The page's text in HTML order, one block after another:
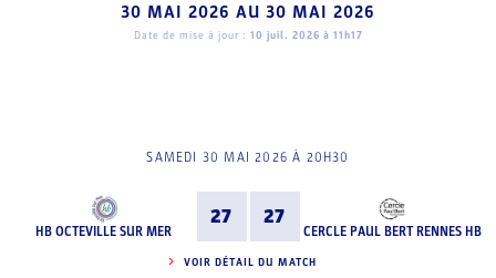
30 MAI 2026 AU 30 MAI 2026
Date de mise à jour : 10 juil. 2026 à 11h17
SAMEDI 30 MAI 2026 À 20H30
HB OCTEVILLE SUR MER
27 27
CERCLE PAUL BERT RENNES HB
VOIR DÉTAIL DU MATCH